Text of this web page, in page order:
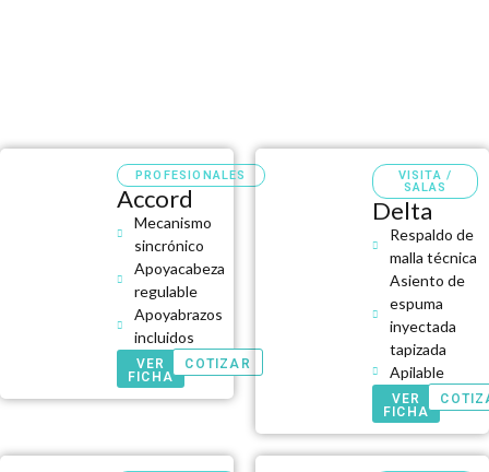
PROFESIONALES
Accord
Mecanismo
sincrónico
Apoyacabeza
regulable
Apoyabrazos
incluidos
VER
FICHA
COTIZAR
VISITA /
SALAS
Delta
Respaldo de
malla técnica
Asiento de
espuma
inyectada
tapizada
Apilable
VER
FICHA